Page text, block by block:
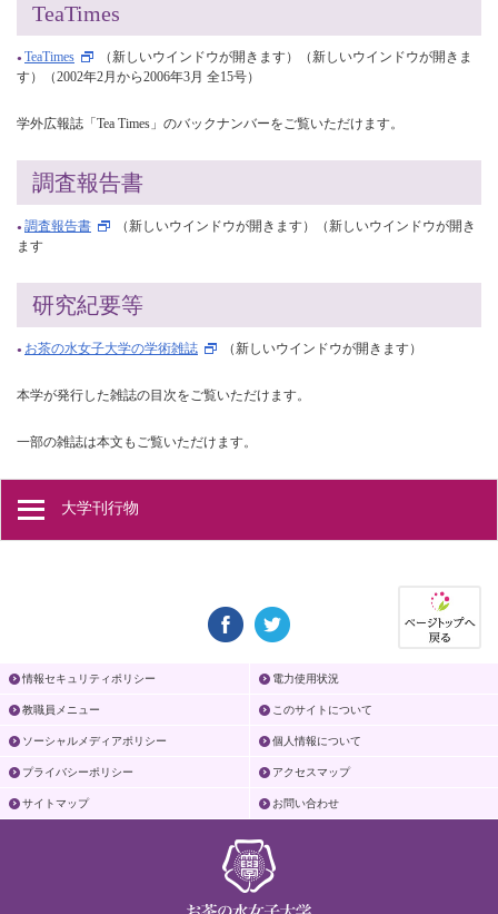
TeaTimes
TeaTimes
（新しいウインドウが開きます）（新しいウインドウが開きま
す）（2002年2月から2006年3月 全15号）
学外広報誌「Tea Times」のバックナンバーをご覧いただけます。
調査報告書
調査報告書
（新しいウインドウが開きます）（新しいウインドウが開き
ます
研究紀要等
お茶の水女子大学の学術雑誌 （新しいウインドウが開きます）
本学が発行した雑誌の目次をご覧いただけます。
一部の雑誌は本文もご覧いただけます。
大学刊行物
情報セキュリティポリシー 電力使用状況
教職員メニュー このサイトについて
ソーシャルメディアポリシー 個人情報について
プライバシーポリシー アクセスマップ
サイトマップ お問い合わせ